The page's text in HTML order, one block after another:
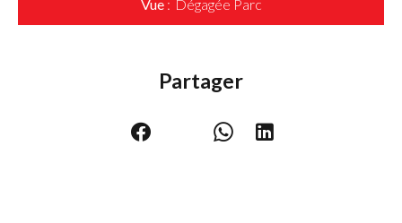
Vue Dégagée Parc
Partager